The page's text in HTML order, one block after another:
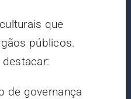
que
públicos.
de governança